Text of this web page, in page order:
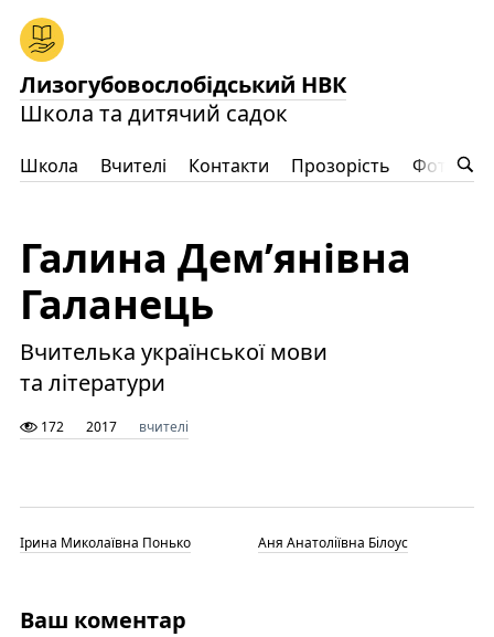
Лизогубовослобідський НВК
Школа та дитячий садок
Школа Вчителі Контакти Прозорість Фото
Галина Дем’янівна
Галанець
Вчителька української мови
та літератури
172 2017 вчителі
Ірина Миколаївна Понько Аня Анатоліївна Білоус
Ваш коментар